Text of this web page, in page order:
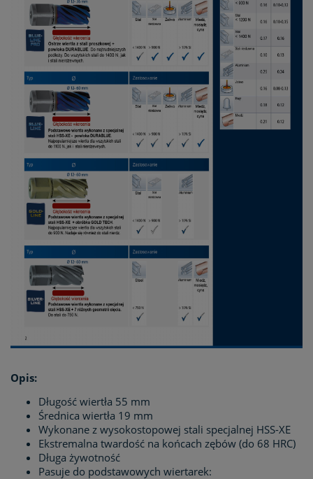
Opis:
Długość wiertła 55 mm
Średnica wiertła 19 mm
Wykonane z wysokostopowej stali specjalnej HSS-XE
Ekstremalna twardość na końcach zębów (do 68 HRC)
Długa żywotność
Pasuje do podstawowych wiertarek: